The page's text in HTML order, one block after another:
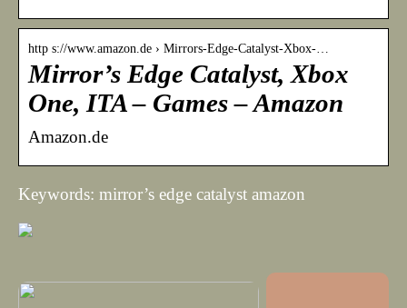
http s://www.amazon.de › Mirrors-Edge-Catalyst-Xbox-…
Mirror’s Edge Catalyst, Xbox
One, ITA – Games – Amazon
Amazon.de
Keywords: mirror’s edge catalyst amazon